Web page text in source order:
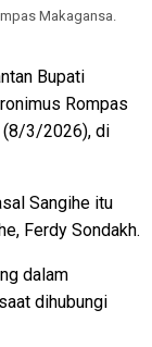
Makagansa.
Bupati
Rompas
(8/3/2026), di
Sangihe itu
Ferdy Sondakh.
dalam
dihubungi